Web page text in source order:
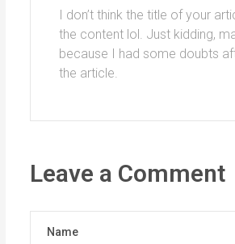
I don’t think the title of your
the content lol. Just kidding,
because I had some doubts
the article.
Leave a Comment